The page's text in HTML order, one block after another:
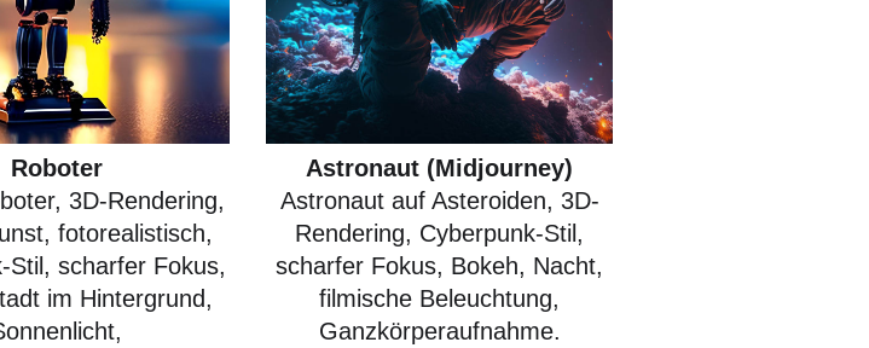
Roboter
3D-Rendering,
fotorealistisch,
Stil, scharfer Fokus,
im Hintergrund,
Astronaut (Midjourney)
Astronaut auf Asteroiden, 3D-
Rendering, Cyberpunk-Stil,
scharfer Fokus, Bokeh, Nacht,
filmische Beleuchtung,
Ganzkörperaufnahme.